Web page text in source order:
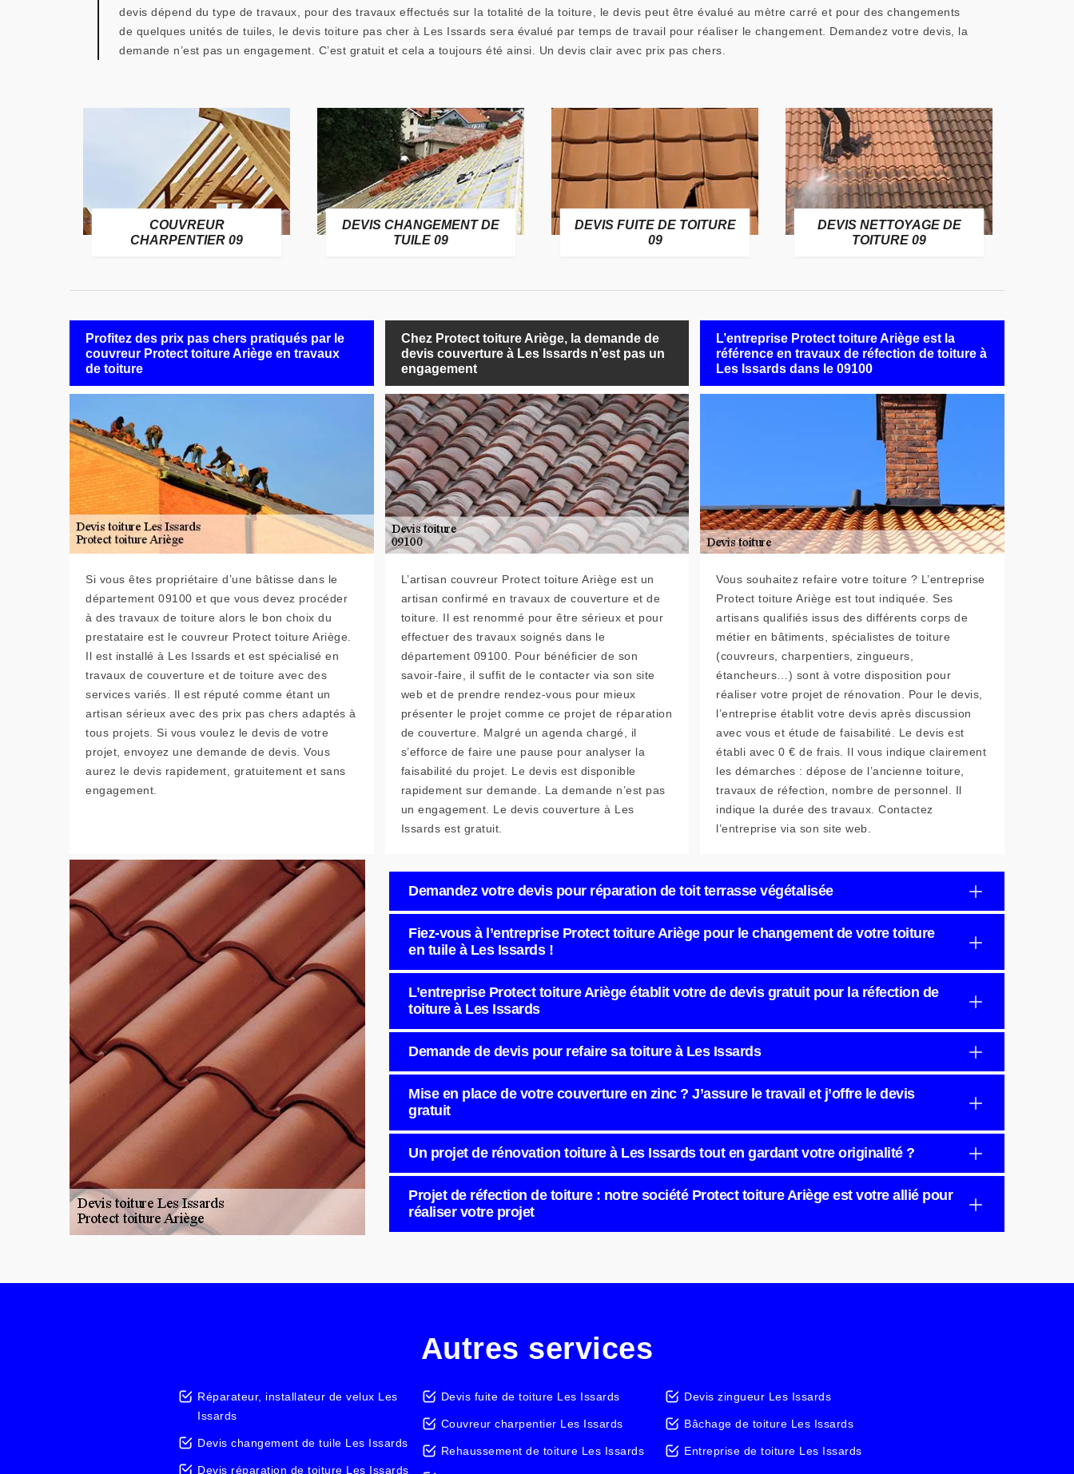
devis dépend du type de travaux, pour des travaux effectués sur la totalité de la toiture, le devis peut être évalué au mètre carré et pour des changements
de quelques unités de tuiles, le devis toiture pas cher à Les Issards sera évalué par temps de travail pour réaliser le changement. Demandez votre devis, la
demande n’est pas un engagement. C’est gratuit et cela a toujours été ainsi. Un devis clair avec prix pas chers.
COUVREUR
CHARPENTIER 09
DEVIS CHANGEMENT DE
TUILE 09
DEVIS FUITE DE TOITURE
09
DEVIS NETTOYAGE DE
TOITURE 09
Profitez des prix pas chers pratiqués par le
couvreur Protect toiture Ariège en travaux
de toiture
Si vous êtes propriétaire d’une bâtisse dans le
département 09100 et que vous devez procéder
à des travaux de toiture alors le bon choix du
prestataire est le couvreur Protect toiture Ariège.
Il est installé à Les Issards et est spécialisé en
travaux de couverture et de toiture avec des
services variés. Il est réputé comme étant un
artisan sérieux avec des prix pas chers adaptés à
tous projets. Si vous voulez le devis de votre
projet, envoyez une demande de devis. Vous
aurez le devis rapidement, gratuitement et sans
engagement.
Chez Protect toiture Ariège, la demande de
devis couverture à Les Issards n’est pas un
engagement
L’artisan couvreur Protect toiture Ariège est un
artisan confirmé en travaux de couverture et de
toiture. Il est renommé pour être sérieux et pour
effectuer des travaux soignés dans le
département 09100. Pour bénéficier de son
savoir-faire, il suffit de le contacter via son site
web et de prendre rendez-vous pour mieux
présenter le projet comme ce projet de réparation
de couverture. Malgré un agenda chargé, il
s’efforce de faire une pause pour analyser la
faisabilité du projet. Le devis est disponible
rapidement sur demande. La demande n’est pas
un engagement. Le devis couverture à Les
Issards est gratuit.
L’entreprise Protect toiture Ariège est la
référence en travaux de réfection de toiture à
Les Issards dans le 09100
Vous souhaitez refaire votre toiture ? L’entreprise
Protect toiture Ariège est tout indiquée. Ses
artisans qualifiés issus des différents corps de
métier en bâtiments, spécialistes de toiture
(couvreurs, charpentiers, zingueurs,
étancheurs…) sont à votre disposition pour
réaliser votre projet de rénovation. Pour le devis,
l’entreprise établit votre devis après discussion
avec vous et étude de faisabilité. Le devis est
établi avec 0 € de frais. Il vous indique clairement
les démarches : dépose de l’ancienne toiture,
travaux de réfection, nombre de personnel. Il
indique la durée des travaux. Contactez
l’entreprise via son site web.
Demandez votre devis pour réparation de toit terrasse végétalisée
Fiez-vous à l’entreprise Protect toiture Ariège pour le changement de votre toiture
en tuile à Les Issards !
L’entreprise Protect toiture Ariège établit votre de devis gratuit pour la réfection de
toiture à Les Issards
Demande de devis pour refaire sa toiture à Les Issards
Mise en place de votre couverture en zinc ? J’assure le travail et j’offre le devis
gratuit
Un projet de rénovation toiture à Les Issards tout en gardant votre originalité ?
Projet de réfection de toiture : notre société Protect toiture Ariège est votre allié pour
réaliser votre projet
Autres services
Réparateur, installateur de velux Les
Issards
Devis changement de tuile Les Issards
Devis réparation de toiture Les Issards
Devis fuite de toiture Les Issards
Couvreur charpentier Les Issards
Rehaussement de toiture Les Issards
Devis zingueur Les Issards
Bâchage de toiture Les Issards
Entreprise de toiture Les Issards